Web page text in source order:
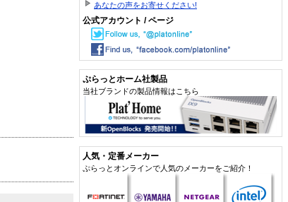
あなたの声をお寄せください!
公式アカウント / ページ
ぷらっとホーム社製品
当社ブランドの製品情報はこちら
人気・定番メーカー
ぷらっとオンラインで人気のメーカーをご紹介！